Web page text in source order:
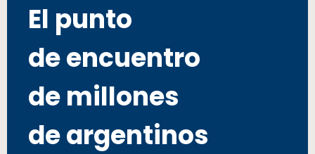
El punto
de encuentro
de millones
de argentinos